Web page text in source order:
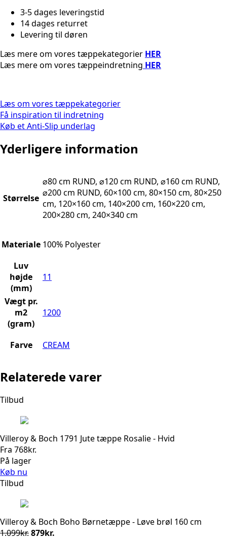
3-5 dages leveringstid
14 dages returret
Levering til døren
Læs mere om vores tæppekategorier HER
Læs mere om vores tæppeindretning HER
Læs om vores tæppekategorier
Få inspiration til indretning
Køb et Anti-Slip underlag
Yderligere information
Størrelse
⌀80 cm RUND, ⌀120 cm RUND, ⌀160 cm RUND,
⌀200 cm RUND, 60×100 cm, 80×150 cm, 80×250
cm, 120×160 cm, 140×200 cm, 160×220 cm,
200×280 cm, 240×340 cm
Materiale 100% Polyester
Luv
højde
(mm)
11
Vægt pr.
m2
(gram)
1200
Farve CREAM
Relaterede varer
Tilbud
Villeroy & Boch 1791 Jute tæppe Rosalie - Hvid
Fra 768kr.
På lager
Køb nu
Tilbud
Villeroy & Boch Boho Børnetæppe - Løve brøl 160 cm
1.099kr.Den
879kr.